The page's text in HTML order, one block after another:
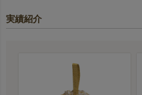
実績紹介